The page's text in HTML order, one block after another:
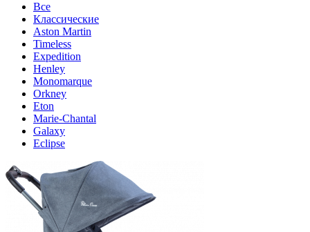
Все
Классические
Aston Martin
Timeless
Expedition
Henley
Monomarque
Orkney
Eton
Marie-Chantal
Galaxy
Eclipse